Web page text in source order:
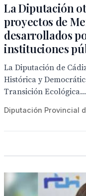
La Diputación
proyectos de
desarrollados
instituciones
La Diputación de
Histórica y
Transición Ecológica...
Diputación Provincial